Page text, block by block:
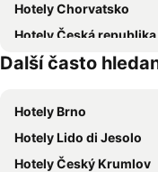
Hotely Chorvatsko
Hotely Česká republika
Hotely Šumava
Další často
Hotely Brno
Hotely Lido di Jesolo
Hotely Český Krumlov